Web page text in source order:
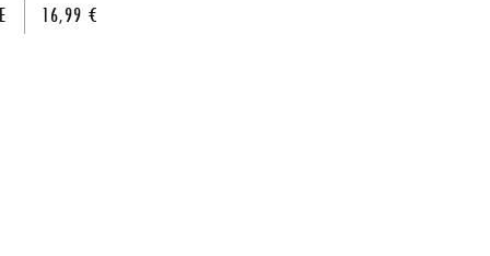
16,99 €